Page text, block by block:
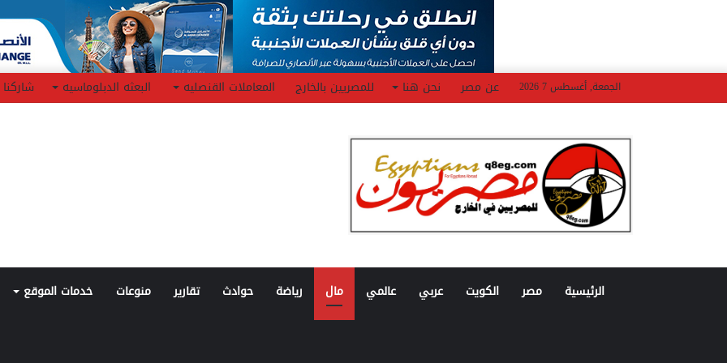
الجمعة, أغسطس 7 2026 عن مصر نحن هنا للمصريين بالخارج المعاملات القنصليه البعثه الدبلوماسيه شاركنا
الرئيسية مصر الكويت عربي عالمي مال رياضة حوادث تقارير منوعات خدمات الموقع